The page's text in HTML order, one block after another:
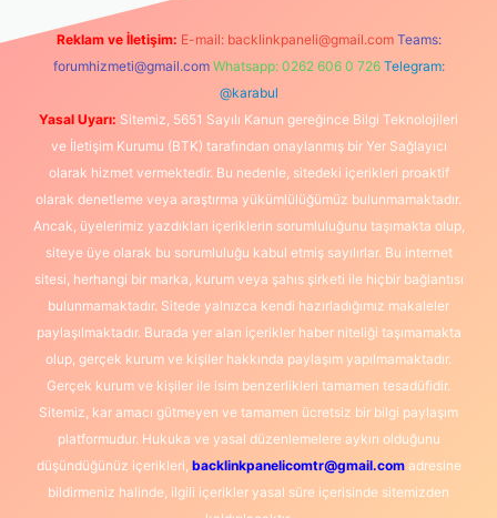
Reklam ve İletişim: E-mail: backlinkpaneli@gmail.com Teams:
forumhizmeti@gmail.com Whatsapp: 0262 606 0 726 Telegram:
@karabul
Yasal Uyarı: Sitemiz, 5651 Sayılı Kanun gereğince Bilgi Teknolojileri
ve İletişim Kurumu (BTK) tarafından onaylanmış bir Yer Sağlayıcı
olarak hizmet vermektedir. Bu nedenle, sitedeki içerikleri proaktif
olarak denetleme veya araştırma yükümlülüğümüz bulunmamaktadır.
Ancak, üyelerimiz yazdıkları içeriklerin sorumluluğunu taşımakta olup,
siteye üye olarak bu sorumluluğu kabul etmiş sayılırlar. Bu internet
sitesi, herhangi bir marka, kurum veya şahıs şirketi ile hiçbir bağlantısı
bulunmamaktadır. Sitede yalnızca kendi hazırladığımız makaleler
paylaşılmaktadır. Burada yer alan içerikler haber niteliği taşımamakta
olup, gerçek kurum ve kişiler hakkında paylaşım yapılmamaktadır.
Gerçek kurum ve kişiler ile isim benzerlikleri tamamen tesadüfidir.
Sitemiz, kar amacı gütmeyen ve tamamen ücretsiz bir bilgi paylaşım
platformudur. Hukuka ve yasal düzenlemelere aykırı olduğunu
düşündüğünüz içerikleri, backlinkpanelicomtr@gmail.comadresine
bildirmeniz halinde, ilgili içerikler yasal süre içerisinde sitemizden